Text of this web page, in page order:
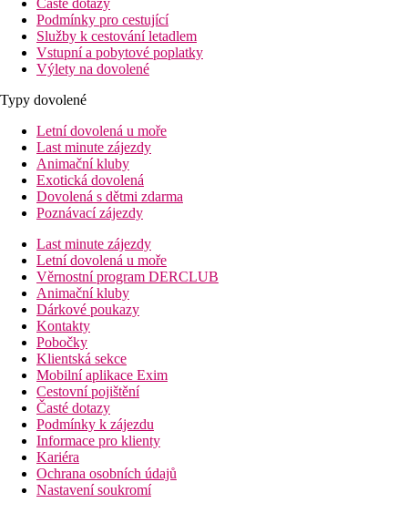
Časté dotazy
Podmínky pro cestující
Služby k cestování letadlem
Vstupní a pobytové poplatky
Výlety na dovolené
Typy dovolené
Letní dovolená u moře
Last minute zájezdy
Animační kluby
Exotická dovolená
Dovolená s dětmi zdarma
Poznávací zájezdy
Last minute zájezdy
Letní dovolená u moře
Věrnostní program DERCLUB
Animační kluby
Dárkové poukazy
Kontakty
Pobočky
Klientská sekce
Mobilní aplikace Exim
Cestovní pojištění
Časté dotazy
Podmínky k zájezdu
Informace pro klienty
Kariéra
Ochrana osobních údajů
Nastavení soukromí